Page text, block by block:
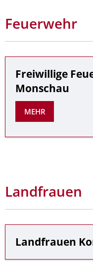
Feuerwehr
Freiwillige
Monschau
MEHR
Landfrauen
Landfrauen